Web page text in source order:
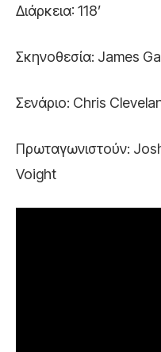
Διάρκεια: 118’
Σκηνοθεσία: James
Σενάριο: Chris
Πρωταγωνιστούν:
Voight